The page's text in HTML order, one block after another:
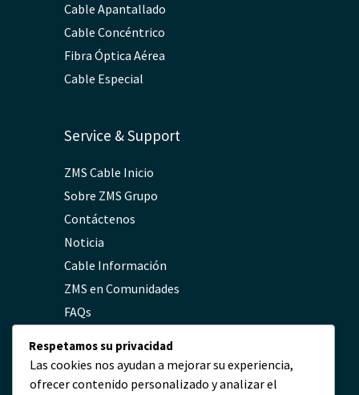
Cable Apantallado
Cable Concéntrico
Fibra Óptica Aérea
Cable Especial
Service & Support
ZMS Cable Inicio
Sobre ZMS Grupo
Contáctenos
Noticia
Cable Información
ZMS en Comunidades
FAQs
Respetamos su privacidad
Las cookies nos ayudan a mejorar su experiencia,
ofrecer contenido personalizado y analizar el